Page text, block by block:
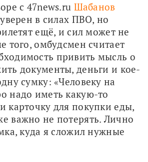
с 47news.ru Шабанов
в силах ПВО, но
ещё, и сил может не
того, омбудсмен считает
привить мысль о
документы, деньги и кое-
сумку: «Человеку на
надо иметь какую-то
карточку для покупки еды,
важно не потерять. Лично
куда я сложил нужные